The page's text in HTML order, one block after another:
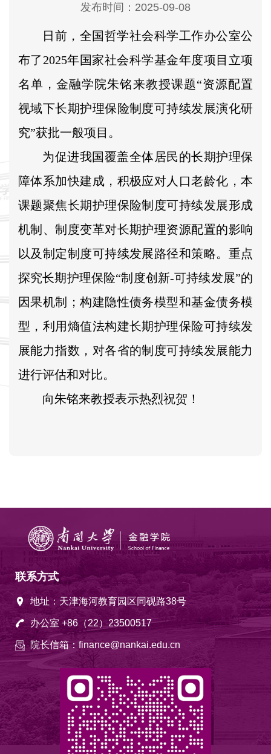
发布时间：2025-09-08
日前，全国哲学社会科学工作办公室公
布了2025年国家社会科学基金年度项目立项
名单，金融学院朱铭来教授课题“资源配置
视域下长期护理保险制度可持续发展演化研
究”获批一般项目。
为促进我国覆盖全体居民的长期护理保
障体系加快建成，积极应对人口老龄化，本
课题聚焦长期护理保险制度可持续发展形成
机制、制度变革对长期护理资源配置的影响
以及制定制度可持续发展路径和策略。重点
探究长期护理保险“制度创新-可持续发展”的
因果机制；构建隐性债务模型和基金债务模
型，利用熵值法构建长期护理保险可持续发
展能力指数，对各省的制度可持续发展能力
进行评估和对比。
向朱铭来教授表示热烈祝贺！
联系方式
地址：天津海河教育园区同砚路38号
办公室 +86（22）23500517
院长信箱：finance@nankai.edu.cn